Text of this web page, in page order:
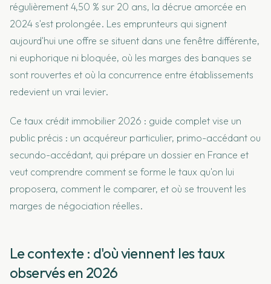
régulièrement 4,50 % sur 20 ans, la décrue amorcée en
2024 s'est prolongée. Les emprunteurs qui signent
aujourd'hui une offre se situent dans une fenêtre différente,
ni euphorique ni bloquée, où les marges des banques se
sont rouvertes et où la concurrence entre établissements
redevient un vrai levier.
Ce taux crédit immobilier 2026 : guide complet vise un
public précis : un acquéreur particulier, primo-accédant ou
secundo-accédant, qui prépare un dossier en France et
veut comprendre comment se forme le taux qu'on lui
proposera, comment le comparer, et où se trouvent les
marges de négociation réelles.
Le contexte : d'où viennent les taux
observés en 2026